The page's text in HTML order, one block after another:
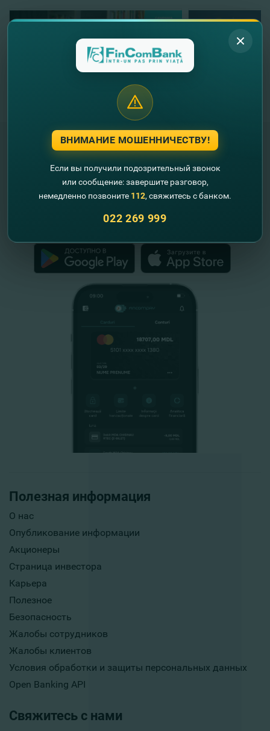
Полезная информация
О нас
Опубликование информации
Акционеры
Страница инвестора
Карьера
Полезное
Безопасность
Жалобы сотрудников
Жалобы клиентов
Условия обработки и защиты персональных данных
Open Banking API
Свяжитесь с нами
"FinComBank" S.A. является членом
Схемы гарантирования депозитов
Республики Молдова
FinComPay Mobile
ВНИМАНИЕ МОШЕННИЧЕСТВУ!
Если вы получили подозрительный звонок
или сообщение: завершите разговор,
немедленно позвоните 112, свяжитесь с банком.
022 269 999